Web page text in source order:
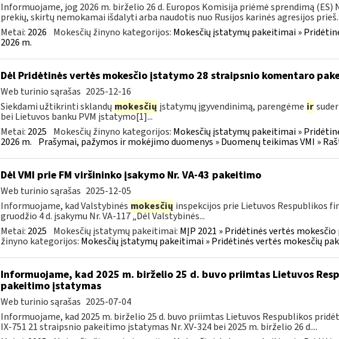
Informuojame, jog 2026 m. birželio 26 d. Europos Komisija priėmė sprendimą (ES)
prekių, skirtų nemokamai išdalyti arba naudotis nuo Rusijos karinės agresijos
Metai: 2026 Mokesčių žinyno kategorijos: Mokesčių įstatymų pakeitimai »
2026 m.
Dėl Pridėtinės vertės mokesčio įstatymo 28 straipsnio komentaro
Web turinio sąrašas 2025-12-16
Siekdami užtikrinti sklandų mokesčių įstatymų įgyvendinimą, parengėme ir
bei Lietuvos banku PVM įstatymo[1]...
Metai: 2025 Mokesčių žinyno kategorijos: Mokesčių įstatymų pakeitimai »
2026 m. Prašymai, pažymos ir mokėjimo duomenys » Duomenų teikimas VMI »
Dėl VMI prie FM viršininko įsakymo Nr. VA-43 pakeitimo
Web turinio sąrašas 2025-12-05
Informuojame, kad Valstybinės mokesčių inspekcijos prie Lietuvos Respublikos
gruodžio 4 d. įsakymu Nr. VA-117 „Dėl Valstybinės...
Metai: 2025 Mokesčių įstatymų pakeitimai: MĮP 2021 » Pridėtinės vertės
žinyno kategorijos: Mokesčių įstatymų pakeitimai » Pridėtinės vertės mokesčių
Informuojame, kad 2025 m. birželio 25 d. buvo priimtas Lietuvos
pakeitimo įstatymas
Web turinio sąrašas 2025-07-04
Informuojame, kad 2025 m. birželio 25 d. buvo priimtas Lietuvos Respublikos
IX-751 21 straipsnio pakeitimo įstatymas Nr. XV-324 bei 2025 m. birželio 26 d....